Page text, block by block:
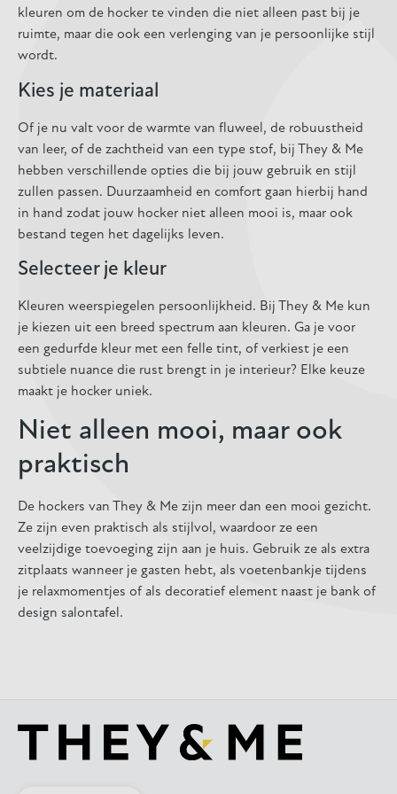
kleuren om de hocker te vinden die niet alleen past bij je
ruimte, maar die ook een verlenging van je persoonlijke stijl
wordt.
Kies je materiaal
Of je nu valt voor de warmte van fluweel, de robuustheid
van leer, of de zachtheid van een type stof, bij They & Me
hebben verschillende opties die bij jouw gebruik en stijl
zullen passen. Duurzaamheid en comfort gaan hierbij hand
in hand zodat jouw hocker niet alleen mooi is, maar ook
bestand tegen het dagelijks leven.
Selecteer je kleur
Kleuren weerspiegelen persoonlijkheid. Bij They & Me kun
je kiezen uit een breed spectrum aan kleuren. Ga je voor
een gedurfde kleur met een felle tint, of verkiest je een
subtiele nuance die rust brengt in je interieur? Elke keuze
maakt je hocker uniek.
Niet alleen mooi, maar ook
praktisch
De hockers van They & Me zijn meer dan een mooi gezicht.
Ze zijn even praktisch als stijlvol, waardoor ze een
veelzijdige toevoeging zijn aan je huis. Gebruik ze als extra
zitplaats wanneer je gasten hebt, als voetenbankje tijdens
je relaxmomentjes of als decoratief element naast je bank of
design salontafel.